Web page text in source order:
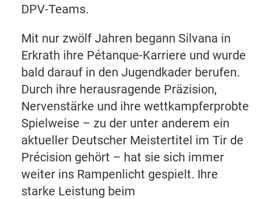
DPV-Teams.
Mit nur zwölf Jahren begann Silvana in
Erkrath ihre Pétanque-Karriere und wurde
bald darauf in den Jugendkader berufen.
Durch ihre herausragende Präzision,
Nervenstärke und ihre wettkampferprobte
Spielweise – zu der unter anderem ein
aktueller Deutscher Meistertitel im Tir de
Précision gehört – hat sie sich immer
weiter ins Rampenlicht gespielt. Ihre
starke Leistung beim